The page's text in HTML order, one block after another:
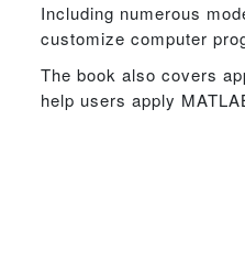
Including numerous
customize computer
The book also covers
help users apply